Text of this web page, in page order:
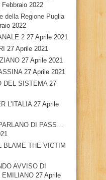
Febbraio 2022
della Regione Puglia
2022
2 27 Aprile 2021
27 Aprile 2021
27 Aprile 2021
27 Aprile 2021
DEL SISTEMA 27
L’ITALIA 27 Aprile
DI PASS…
BLAME THE VICTIM
AVVISO DI
EMILIANO 27 Aprile